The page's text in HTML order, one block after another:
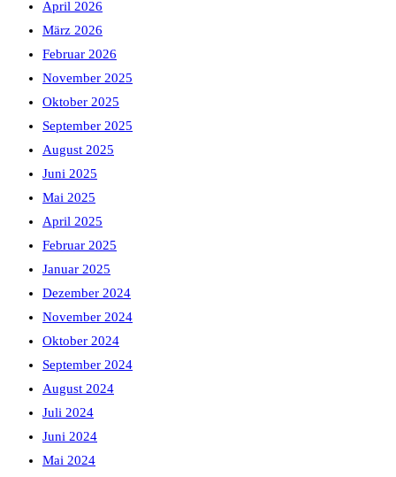
April 2026
März 2026
Februar 2026
November 2025
Oktober 2025
September 2025
August 2025
Juni 2025
Mai 2025
April 2025
Februar 2025
Januar 2025
Dezember 2024
November 2024
Oktober 2024
September 2024
August 2024
Juli 2024
Juni 2024
Mai 2024